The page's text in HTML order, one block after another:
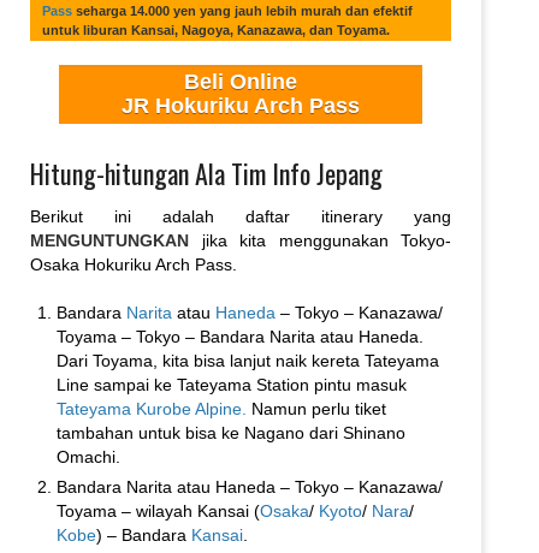
Pass seharga 14.000 yen yang jauh lebih murah dan efektif
untuk liburan Kansai, Nagoya, Kanazawa, dan Toyama.
Beli Online
JR Hokuriku Arch Pass
Hitung-hitungan Ala Tim Info Jepang
Berikut ini adalah daftar itinerary yang
MENGUNTUNGKAN jika kita menggunakan Tokyo-
Osaka Hokuriku Arch Pass.
Bandara Narita atau Haneda – Tokyo – Kanazawa/
Toyama – Tokyo – Bandara Narita atau Haneda.
Dari Toyama, kita bisa lanjut naik kereta Tateyama
Line sampai ke Tateyama Station pintu masuk
Tateyama Kurobe Alpine. Namun perlu tiket
tambahan untuk bisa ke Nagano dari Shinano
Omachi.
Bandara Narita atau Haneda – Tokyo – Kanazawa/
Toyama – wilayah Kansai (Osaka/ Kyoto/ Nara/
Kobe) – Bandara Kansai